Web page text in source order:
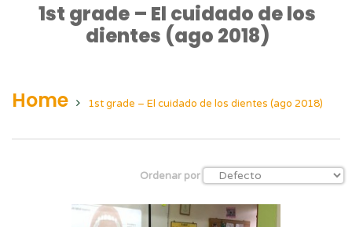
1st grade – El cuidado de los
dientes (ago 2018)
Home 1st grade – El cuidado de los dientes (ago 2018)
Ordenar por